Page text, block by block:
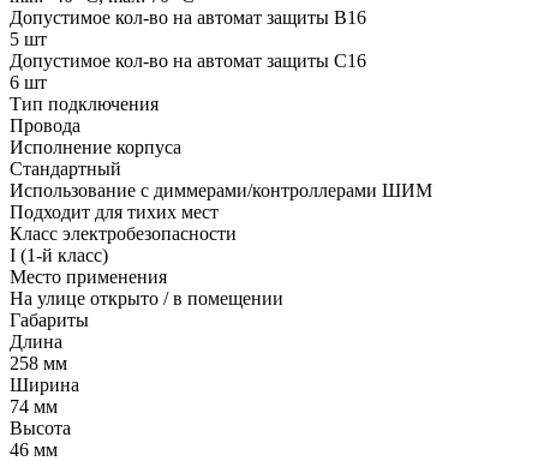
Допустимое кол-во на автомат защиты B16
5 шт
Допустимое кол-во на автомат защиты C16
6 шт
Тип подключения
Провода
Исполнение корпуса
Стандартный
Использование с диммерами/контроллерами ШИМ
Подходит для тихих мест
Класс электробезопасности
I (1-й класс)
Место применения
На улице открыто / в помещении
Габариты
Длина
258 мм
Ширина
74 мм
Высота
46 мм